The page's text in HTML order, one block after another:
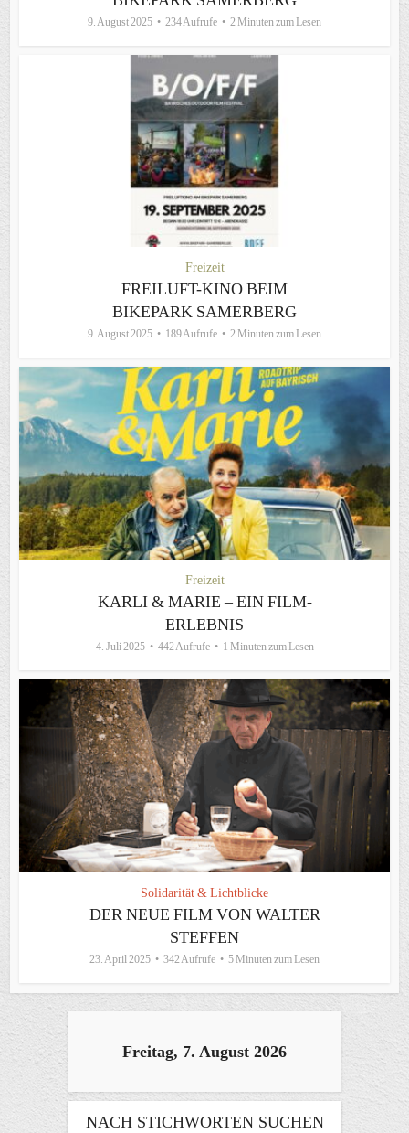
9. August 2025 234 Aufrufe 2 Minuten zum Lesen
Freizeit
FREILUFT-KINO BEIM
BIKEPARK SAMERBERG
9. August 2025 189 Aufrufe 2 Minuten zum Lesen
Freizeit
KARLI & MARIE – EIN FILM-
ERLEBNIS
4. Juli 2025 442 Aufrufe 1 Minuten zum Lesen
Solidarität & Lichtblicke
DER NEUE FILM VON WALTER
STEFFEN
23. April 2025 342 Aufrufe 5 Minuten zum Lesen
Freitag, 7. August 2026
NACH STICHWORTEN SUCHEN